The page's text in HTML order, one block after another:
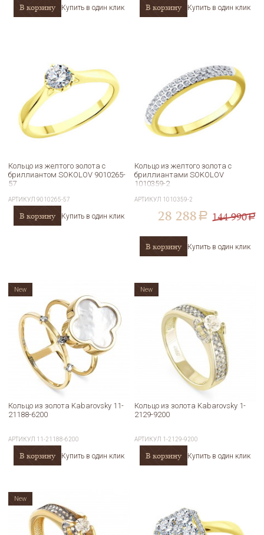
В корзину Купить в один клик В корзину Купить в один клик
Кольцо из желтого золота с
бриллиантом SOKOLOV 9010265-
57
АРТИКУЛ9010265-57
В корзину Купить в один клик
Кольцо из желтого золота с
бриллиантами SOKOLOV
1010359-2
АРТИКУЛ 1010359-2
28 288 a 144 990a
В корзину Купить в один клик
Кольцо из золота Kabarovsky 11-
21188-6200
АРТИКУЛ 11-21188-6200
В корзину Купить в один клик
New
Кольцо из золота Kabarovsky 1-
2129-9200
АРТИКУЛ 1-2129-9200
В корзину Купить в один клик
New
New